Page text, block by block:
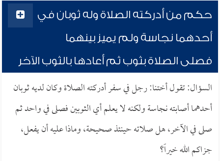
حكم من أدركته الصلاة وله ثوبان في
أحدهما نجاسة ولم يميز بينهما
فصلى الصلاة بثوب ثم أعادها بالثوب الآخر
السؤال: تقول أختنا: رجل في سفر أدركته الصلاة وكان لديه ثوبان
أحدهما أصابته نجاسة ولكنه لا يعلم أي الثوبين فصلى في واحد ثم
صلى في الآخر، هل صلاته حينئذ صحيحة، وماذا عليه أن يفعل،
جزاكم الله خيراً؟